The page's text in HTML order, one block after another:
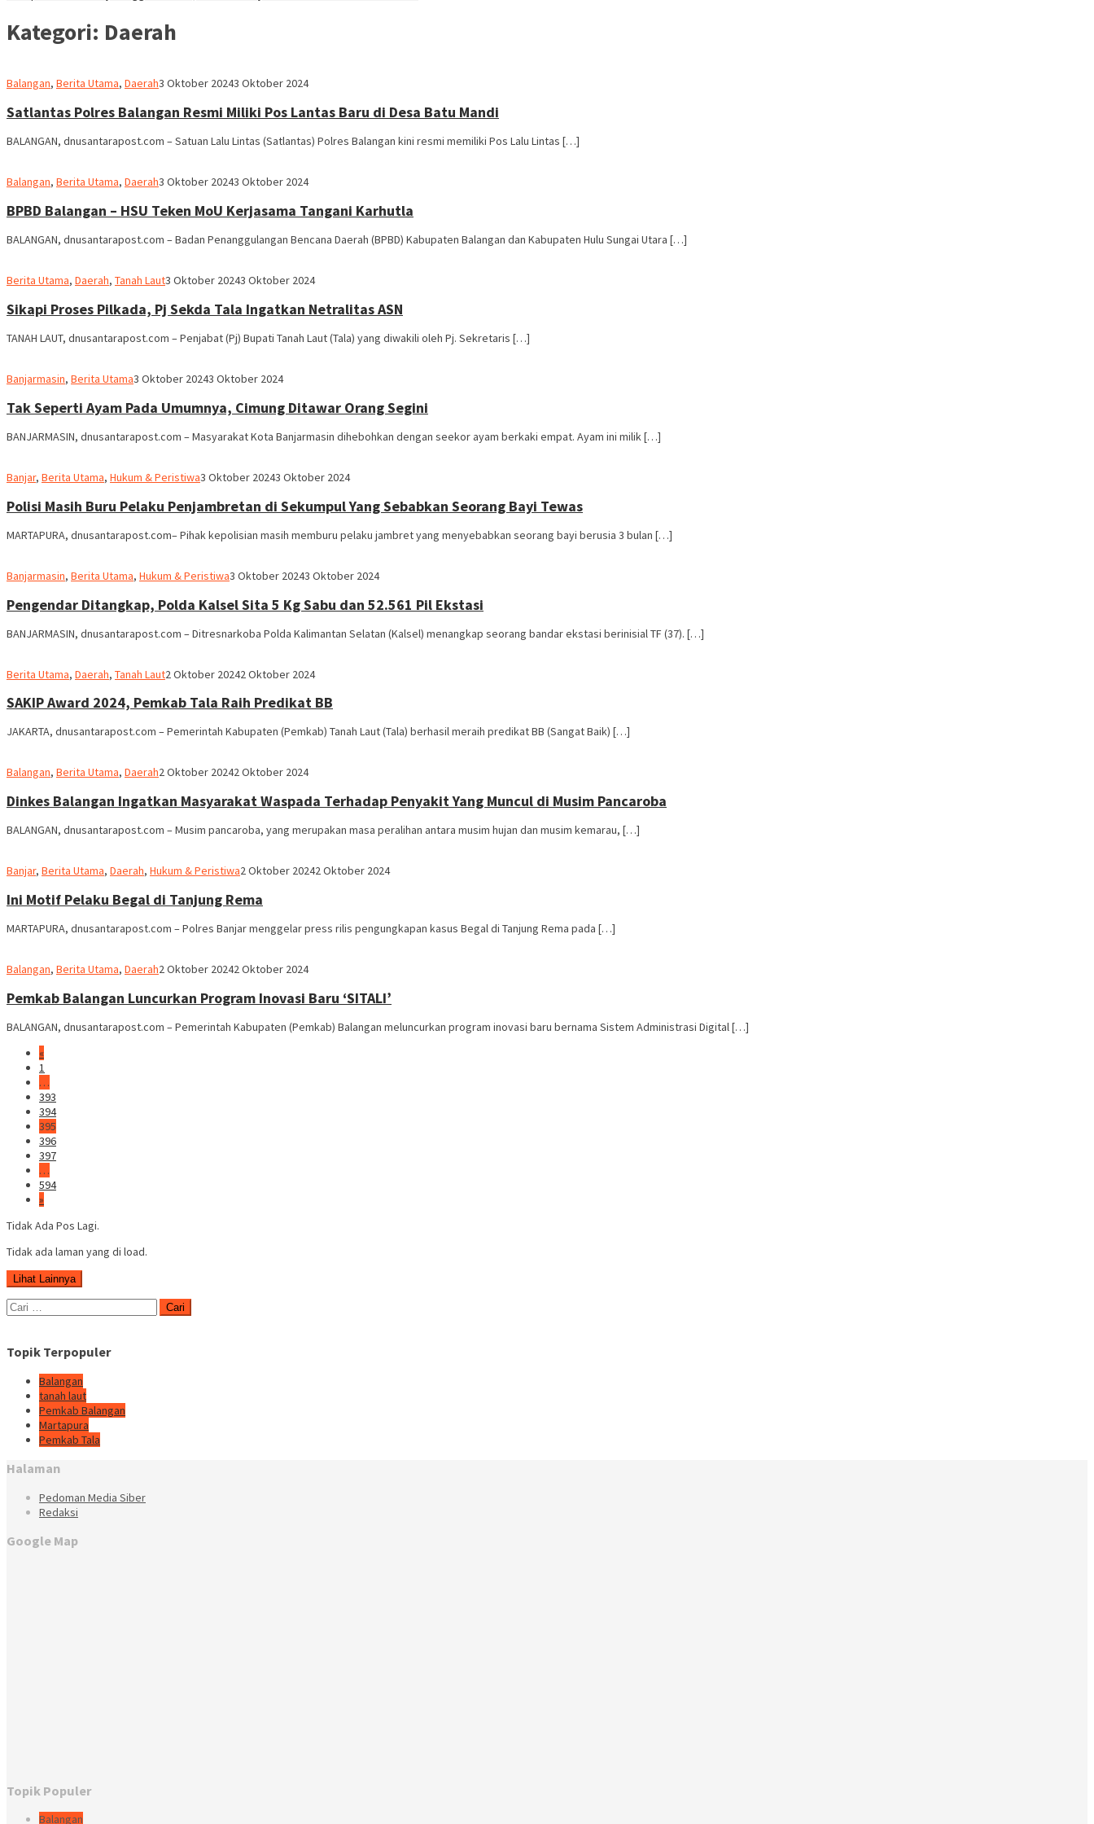
Kategori: Daerah
Balangan, Berita Utama, DaerahM.
3 Oktober 20243 Oktober 2024
Satlantas Polres Balangan Resmi Miliki Pos Lantas Baru di Desa Batu Mandi
BALANGAN, dnusantarapost.com – Satuan Lalu Lintas (Satlantas) Polres Balangan kini resmi memiliki Pos Lalu Lintas […]
Balangan, Berita Utama, DaerahM.
3 Oktober 20243 Oktober 2024
BPBD Balangan – HSU Teken MoU Kerjasama Tangani Karhutla
BALANGAN, dnusantarapost.com – Badan Penanggulangan Bencana Daerah (BPBD) Kabupaten Balangan dan Kabupaten Hulu Sungai Utara […]
Berita Utama, Daerah, Tanah LautRedaksi
3 Oktober 20243 Oktober 2024
Sikapi Proses Pilkada, Pj Sekda Tala Ingatkan Netralitas ASN
TANAH LAUT, dnusantarapost.com – Penjabat (Pj) Bupati Tanah Laut (Tala) yang diwakili oleh Pj. Sekretaris […]
Banjarmasin, Berita UtamaRedaksi
3 Oktober 20243 Oktober 2024
Tak Seperti Ayam Pada Umumnya, Cimung Ditawar Orang Segini
BANJARMASIN, dnusantarapost.com – Masyarakat Kota Banjarmasin dihebohkan dengan seekor ayam berkaki empat. Ayam ini milik […]
Banjar, Berita Utama, Hukum & PeristiwaRedaksi
3 Oktober 20243 Oktober 2024
Polisi Masih Buru Pelaku Penjambretan di Sekumpul Yang Sebabkan Seorang Bayi Tewas
MARTAPURA, dnusantarapost.com– Pihak kepolisian masih memburu pelaku jambret yang menyebabkan seorang bayi berusia 3 bulan […]
Banjarmasin, Berita Utama, Hukum & PeristiwaRedaksi
3 Oktober 20243 Oktober 2024
Pengendar Ditangkap, Polda Kalsel Sita 5 Kg Sabu dan 52.561 Pil Ekstasi
BANJARMASIN, dnusantarapost.com – Ditresnarkoba Polda Kalimantan Selatan (Kalsel) menangkap seorang bandar ekstasi berinisial TF (37). […]
Berita Utama, Daerah, Tanah LautRedaksi
2 Oktober 20242 Oktober 2024
SAKIP Award 2024, Pemkab Tala Raih Predikat BB
JAKARTA, dnusantarapost.com – Pemerintah Kabupaten (Pemkab) Tanah Laut (Tala) berhasil meraih predikat BB (Sangat Baik) […]
Balangan, Berita Utama, DaerahM.
2 Oktober 20242 Oktober 2024
Dinkes Balangan Ingatkan Masyarakat Waspada Terhadap Penyakit Yang Muncul di Musim Pancaroba
BALANGAN, dnusantarapost.com – Musim pancaroba, yang merupakan masa peralihan antara musim hujan dan musim kemarau, […]
Banjar, Berita Utama, Daerah, Hukum & PeristiwaM.
2 Oktober 20242 Oktober 2024
Ini Motif Pelaku Begal di Tanjung Rema
MARTAPURA, dnusantarapost.com – Polres Banjar menggelar press rilis pengungkapan kasus Begal di Tanjung Rema pada […]
Balangan, Berita Utama, DaerahM.
2 Oktober 20242 Oktober 2024
Pemkab Balangan Luncurkan Program Inovasi Baru ‘SITALI’
BALANGAN, dnusantarapost.com – Pemerintah Kabupaten (Pemkab) Balangan meluncurkan program inovasi baru bernama Sistem Administrasi Digital […]
«
1
…
393
394
395
396
397
…
594
»
Tidak Ada Pos Lagi.
Tidak ada laman yang di load.
Lihat Lainnya
Cari
untuk:
Topik Terpopuler
Balangan
tanah laut
Pemkab Balangan
Martapura
Pemkab Tala
Halaman
Pedoman Media Siber
Redaksi
Google Map
Topik Populer
Balangan